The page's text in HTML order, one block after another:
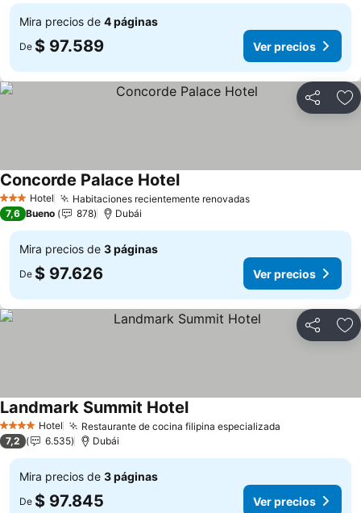
Mira precios de 4 páginas
De $ 97.589 Ver precios
Compartir
3 Estrellas
Hotel Habitaciones recientemente renovadasVer precios
Concorde Palace HotelVer precios
7,6 Bueno 878 Dubái
Mira precios de 3 páginas
De $ 97.626 Ver precios
Compartir
4 EstrellasHotel Restaurante de cocina filipina especializada
Landmark Summit HotelVer precios
7,2 6.535 Dubái
Mira precios de 3 páginas
De $ 97.845 Ver precios